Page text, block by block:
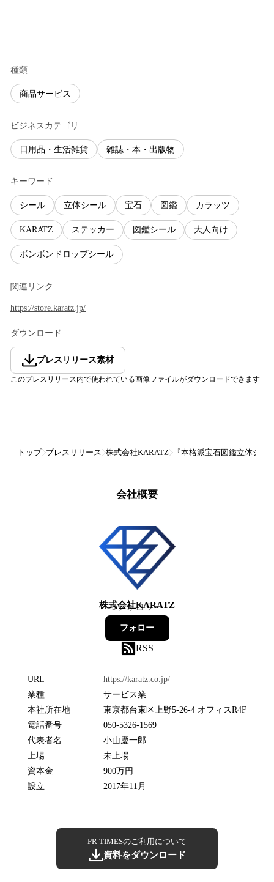
種類
商品サービス
ビジネスカテゴリ
日用品・生活雑貨 雑誌・本・出版物
キーワード
シール 立体シール 宝石 図鑑 カラッツ
KARATZ ステッカー 図鑑シール 大人向け
ボンボンドロップシール
関連リンク
https://store.karatz.jp/
ダウンロード
プレスリリース素材
このプレスリリース内で使われている画像ファイルがダウンロードできます
トップ プレスリリース 株式会社KARATZ 『本格派宝石図鑑立体シ
会社概要
株式会社KARATZ
9フォロワー
フォロー
RSS
URL
https://karatz.co.jp/
業種
サービス業
本社所在地
東京都台東区上野5-26-4 オフィスR4F
電話番号
050-5326-1569
代表者名
小山慶一郎
上場
未上場
資本金
900万円
設立
2017年11月
PR TIMESのご利用について
資料をダウンロード